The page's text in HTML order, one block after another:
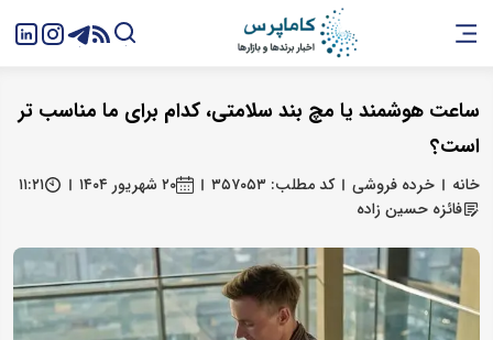
ساعت هوشمند یا مچ بند سلامتی، کدام برای ما مناسب تر
است؟
خانه خرده فروشی کد مطلب: ۳۵۷۰۵۳ ۲۰ شهریور ۱۴۰۴
۱۱:۲۱
فائزه حسین زاده